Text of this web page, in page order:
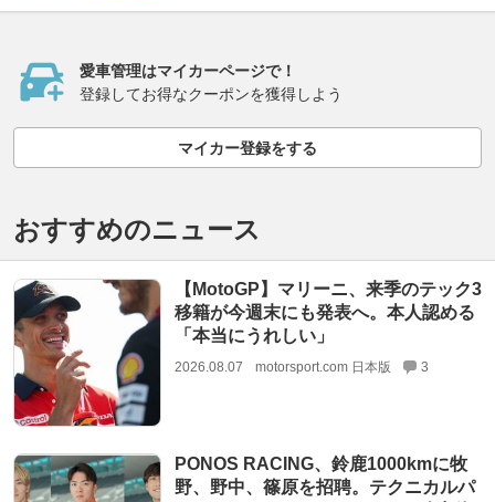
愛車管理はマイカーページで！
登録してお得なクーポンを獲得しよう
マイカー登録をする
おすすめのニュース
【MotoGP】マリーニ、来季のテック3
移籍が今週末にも発表へ。本人認める
「本当にうれしい」
2026.08.07 motorsport.com 日本版 3
PONOS RACING、鈴鹿1000kmに牧
野、野中、篠原を招聘。テクニカルパ